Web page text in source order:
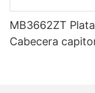
MB3662ZT
Cabecera